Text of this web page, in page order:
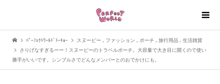
ﾊﾟｰﾌｪｸﾄﾜｰﾙﾄﾞﾄｰｷｮｰ スヌーピー , ファッション , ポーチ , 旅行用品 , 生活雑貨
さりげなすぎるーー！スヌーピーのトラベルポーチ。大容量で大き目に開くので使い
勝手がいいです。シンプルさでどんなメンバーとのおでかけにも。